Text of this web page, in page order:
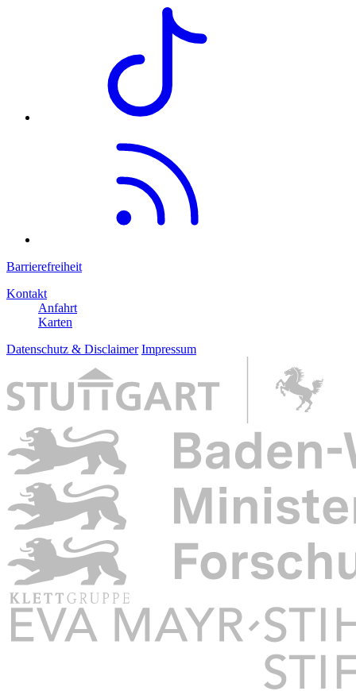
Barrierefreiheit
Kontakt
Anfahrt
Karten
Datenschutz & Disclaimer Impressum